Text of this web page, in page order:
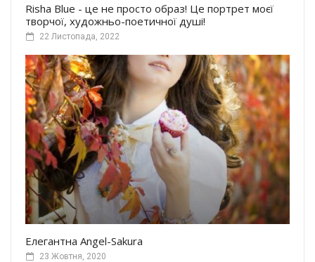
Risha Blue - це не просто образ! Це портрет моєї
творчої, художньо-поетичної душі!
22 Листопада, 2022
Елегантна Angel-Sakura
23 Жовтня, 2020